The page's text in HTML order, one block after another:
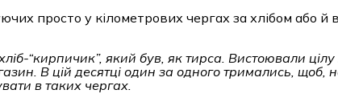
просто у кілометрових чергах за хлібом або й
“кирпичик”, який був, як тирса. Вистоювали цілу
В цій десятці один за одного тримались, щоб,
в таких чергах.